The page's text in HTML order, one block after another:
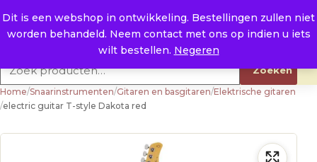
Dit is een webshop in ontwikkeling. Bestellingen zullen niet
worden behandeld. Neem contact met ons op indien u iets
wilt bestellen. Negeren
E. info@raysland.nl
Productcategorieën
Zoeken
Home/Snaarinstrumenten/Gitaren en basgitaren/Elektrische gitaren
/electric guitar T-style Dakota red